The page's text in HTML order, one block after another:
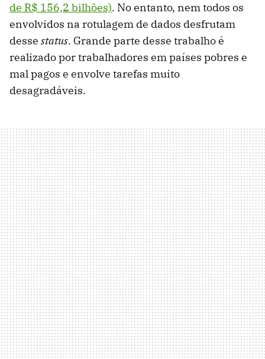
de R$ 156,2 bilhões). No entanto, nem todos os
envolvidos na rotulagem de dados desfrutam
desse status. Grande parte desse trabalho é
realizado por trabalhadores em países pobres e
mal pagos e envolve tarefas muito
desagradáveis.